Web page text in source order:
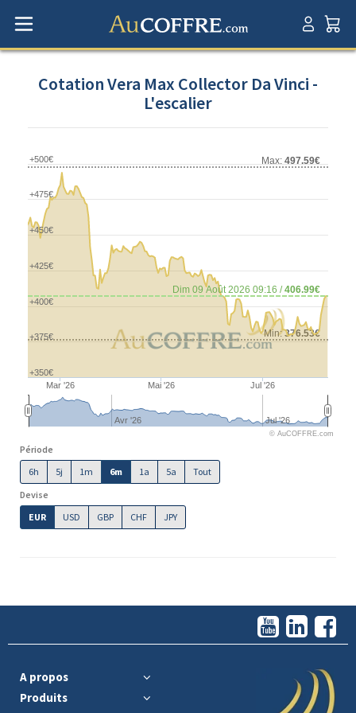
Cotation Vera Max Collector Da Vinci -
L'escalier
Min:376.53€
Max: 497.59€
Dim 09 Août 2026 09:16 /406.99€
Mar '26 Mai '26 Jul '26
Avr '26 Jul '26
+350€
+375€
+400€
+425€
+450€
+475€
+500€
© AuCOFFRE.com
Période
6h
5j 1m 6m 1a 5a
Tout
Devise
EUR
USD GBP CHF JPY
A propos
Produits